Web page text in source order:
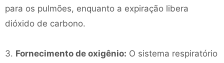
para os pulmões, enquanto a expiração libera
dióxido de carbono.
3. Fornecimento de oxigênio: O sistema respiratório